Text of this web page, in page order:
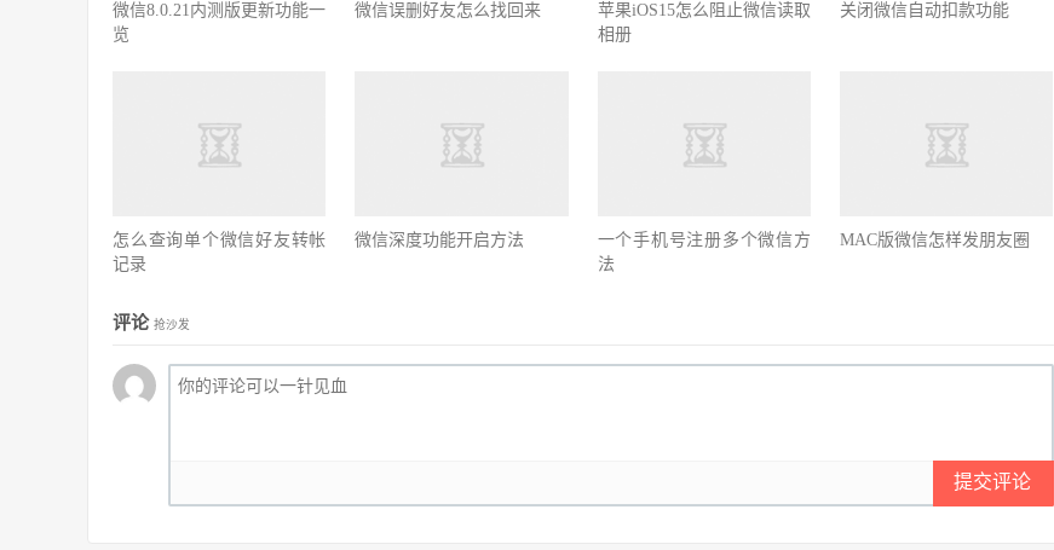
微信8.0.21内测版更新功能一
览
微信误删好友怎么找回来
苹果iOS15怎么阻止微信读取
相册
关闭微信自动扣款功能
怎么查询单个微信好友转帐
记录
微信深度功能开启方法
一个手机号注册多个微信方
法
MAC版微信怎样发朋友圈
评论 抢沙发
提交评论